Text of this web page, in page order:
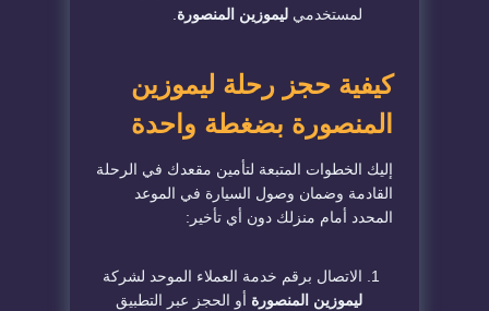
لمستخدمي ليموزين المنصورة
​كيفية حجز رحلة ليموزين
المنصورة بضغطة واحدة
​إليك الخطوات المتبعة لتأمين مقعدك في الرحلة
القادمة وضمان وصول السيارة في الموعد
المحدد أمام منزلك دون أي تأخير:
​الاتصال برقم خدمة العملاء الموحد لشركة
ليموزين المنصورة أو الحجز عبر التطبيق